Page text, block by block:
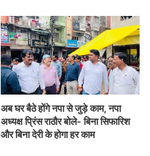
अब घर बैठे होंगे नपा से जुड़े काम, नपा
अध्यक्ष प्रिंस राठौर बोले- बिना सिफारिश
और बिना देरी के होगा हर काम